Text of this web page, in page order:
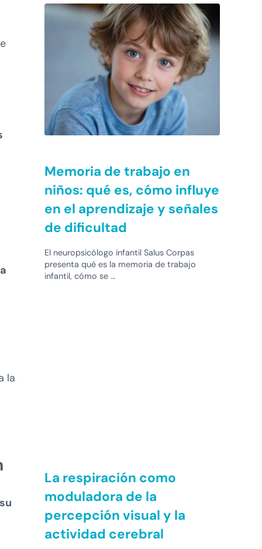
la
Memoria de trabajo en
niños: qué es, cómo influye
en el aprendizaje y señales
de dificultad
El neuropsicólogo infantil Salus Corpas
presenta qué es la memoria de trabajo
infantil, cómo se …
La respiración como
moduladora de la
percepción visual y la
actividad cerebral